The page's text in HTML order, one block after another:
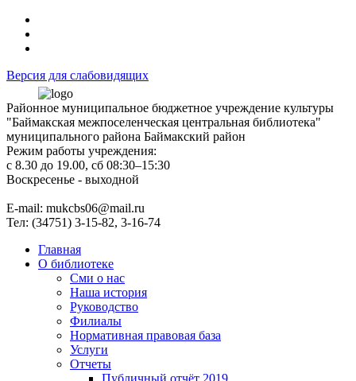
Версия для слабовидящих
Районное муниципальное бюджетное учреждение культуры
"Баймакская межпоселенческая центральная библиотека"
муниципального района Баймакский район
Режим работы учреждения:
с 8.30 до 19.00, сб 08:30–15:30
Воскресенье - выходной
Е-mail: mukcbs06@mail.ru
Тел: (34751) 3-15-82, 3-16-74
Главная
О библиотеке
Сми о нас
Наша история
Руководство
Филиалы
Нормативная правовая база
Услуги
Отчеты
Публичный отчёт 2019